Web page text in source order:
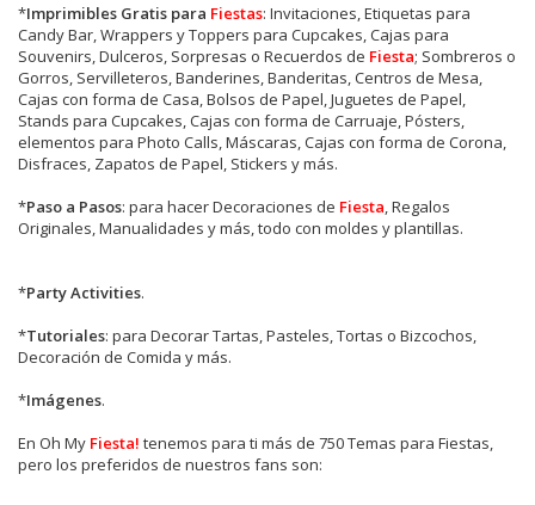
*Imprimibles Gratis para Fiestas: Invitaciones, Etiquetas para
Candy Bar, Wrappers y Toppers para Cupcakes, Cajas para
Souvenirs, Dulceros, Sorpresas o Recuerdos de Fiesta; Sombreros o
Gorros, Servilleteros, Banderines, Banderitas, Centros de Mesa,
Cajas con forma de Casa, Bolsos de Papel, Juguetes de Papel,
Stands para Cupcakes, Cajas con forma de Carruaje, Pósters,
elementos para Photo Calls, Máscaras, Cajas con forma de Corona,
Disfraces, Zapatos de Papel, Stickers y más.
*Paso a Pasos: para hacer Decoraciones de Fiesta , Regalos
Originales, Manualidades y más, todo con moldes y plantillas.
*Party Activities.
*Tutoriales: para Decorar Tartas, Pasteles, Tortas o Bizcochos,
Decoración de Comida y más.
*Imágenes.
En Oh My Fiesta! tenemos para ti más de 750 Temas para Fiestas,
pero los preferidos de nuestros fans son: